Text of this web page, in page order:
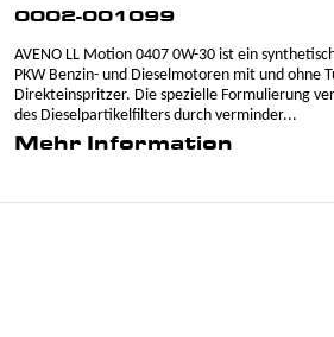
0002-001099
AVENO LL Motion 0407 0W-30 ist ein
PKW Benzin- und Dieselmotoren mit und ohne
Direkteinspritzer. Die spezielle Formulierung
des Dieselpartikelfilters durch verminder...
Mehr Information